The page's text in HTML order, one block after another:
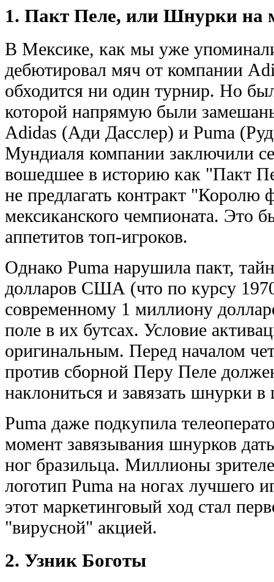
1. Пакт Пеле, или Шнурки на
В Мексике, как мы уже
дебютировал мяч от компании
обходится ни один турнир. Но
которой напрямую были
Adidas (Ади Дасслер) и Puma
Мундиаля компании заключили
вошедшее в историю как "Пакт
не предлагать контракт "Королю
мексиканского чемпионата. Это
аппетитов топ-игроков.
Однако Puma нарушила пакт,
долларов США (что по курсу
современному 1 миллиону
поле в их бутсах. Условие
оригинальным. Перед началом
против сборной Перу Пеле
наклониться и завязать шнурки в
Puma даже подкупила
момент завязывания шнурков
ног бразильца. Миллионы
логотип Puma на ногах лучшего
этот маркетинговый ход стал
"вирусной" акцией.
2. Узник Боготы